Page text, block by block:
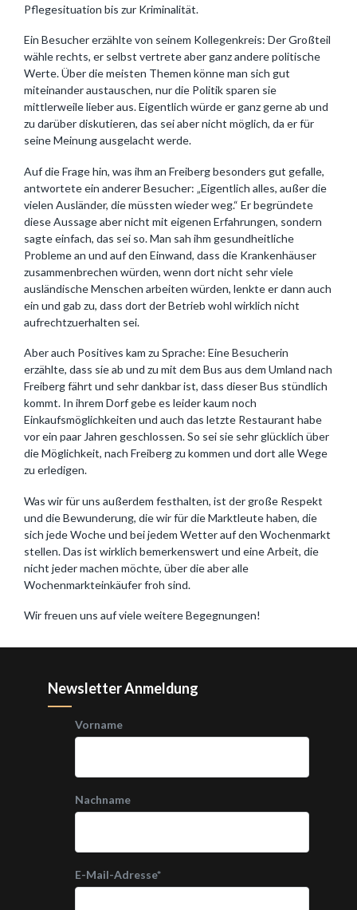
Pflegesituation bis zur Kriminalität.
Ein Besucher erzählte von seinem Kollegenkreis: Der Großteil
wähle rechts, er selbst vertrete aber ganz andere politische
Werte. Über die meisten Themen könne man sich gut
miteinander austauschen, nur die Politik sparen sie
mittlerweile lieber aus. Eigentlich würde er ganz gerne ab und
zu darüber diskutieren, das sei aber nicht möglich, da er für
seine Meinung ausgelacht werde.
Auf die Frage hin, was ihm an Freiberg besonders gut gefalle,
antwortete ein anderer Besucher: „Eigentlich alles, außer die
vielen Ausländer, die müssten wieder weg.“ Er begründete
diese Aussage aber nicht mit eigenen Erfahrungen, sondern
sagte einfach, das sei so. Man sah ihm gesundheitliche
Probleme an und auf den Einwand, dass die Krankenhäuser
zusammenbrechen würden, wenn dort nicht sehr viele
ausländische Menschen arbeiten würden, lenkte er dann auch
ein und gab zu, dass dort der Betrieb wohl wirklich nicht
aufrechtzuerhalten sei.
Aber auch Positives kam zu Sprache: Eine Besucherin
erzählte, dass sie ab und zu mit dem Bus aus dem Umland nach
Freiberg fährt und sehr dankbar ist, dass dieser Bus stündlich
kommt. In ihrem Dorf gebe es leider kaum noch
Einkaufsmöglichkeiten und auch das letzte Restaurant habe
vor ein paar Jahren geschlossen. So sei sie sehr glücklich über
die Möglichkeit, nach Freiberg zu kommen und dort alle Wege
zu erledigen.
Was wir für uns außerdem festhalten, ist der große Respekt
und die Bewunderung, die wir für die Marktleute haben, die
sich jede Woche und bei jedem Wetter auf den Wochenmarkt
stellen. Das ist wirklich bemerkenswert und eine Arbeit, die
nicht jeder machen möchte, über die aber alle
Wochenmarkteinkäufer froh sind.
Wir freuen uns auf viele weitere Begegnungen!
Newsletter Anmeldung
Vorname
Nachname
E-Mail-Adresse*